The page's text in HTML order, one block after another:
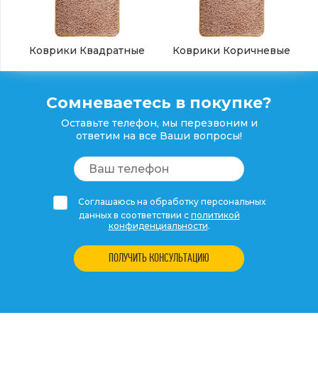
Коврики Квадратные Коврики Коричневые
Сомневаетесь в покупке?
Оставьте телефон, мы перезвоним и
ответим на все Ваши вопросы!
Соглашаюсь на обработку персональных
данных в соответствии с политикой
конфиденциальности.
ПОЛУЧИТЬ КОНСУЛЬТАЦИЮ